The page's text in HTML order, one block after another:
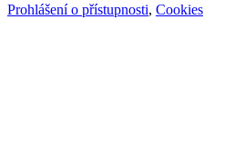
Prohlášení o přístupnosti, Cookies